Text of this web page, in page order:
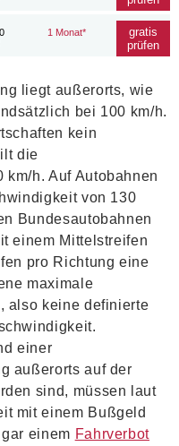
1 Monat*
gratis
prüfen
liegt außerorts, wie
bei 100 km/h.
kein
die
h. Auf Autobahnen
von 130
Bundesautobahnen
einem Mittelstreifen
pro Richtung eine
maximale
also keine definierte
einer
außerorts auf der
sind, müssen laut
mit einem Bußgeld
einem Fahrverbot